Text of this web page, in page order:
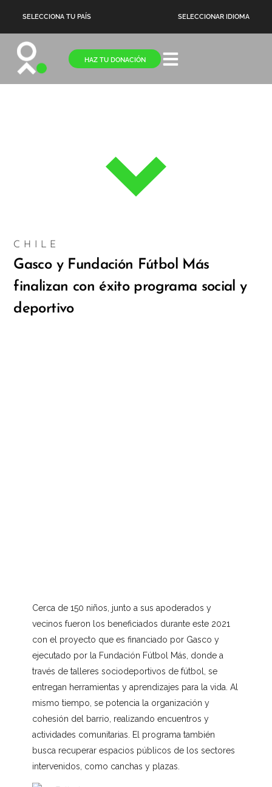
SELECCIONA TU PAÍS SELECCIONAR IDIOMA
HAZ TU DONACIÓN
CHILE
Gasco y Fundación Fútbol Más
finalizan con éxito programa social y
deportivo
Cerca de 150 niños, junto a sus apoderados y
vecinos fueron los beneficiados durante este 2021
con el proyecto que es financiado por Gasco y
ejecutado por la Fundación Fútbol Más, donde a
través de talleres sociodeportivos de fútbol, se
entregan herramientas y aprendizajes para la vida. Al
mismo tiempo, se potencia la organización y
cohesión del barrio, realizando encuentros y
actividades comunitarias. El programa también
busca recuperar espacios públicos de los sectores
intervenidos, como canchas y plazas.